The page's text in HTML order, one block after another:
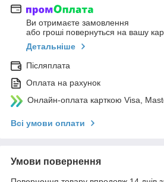
Ви отримаєте замовлення
або гроші повернуться на вашу
Детальніше
Післяплата
Оплата на рахунок
Онлайн-оплата карткою Visa,
Всі умови оплати
Умови повернення